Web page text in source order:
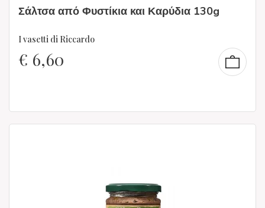
Σάλτσα από Φυστίκια και Καρύδια 130g
I vasetti di Riccardo
€ 6,60